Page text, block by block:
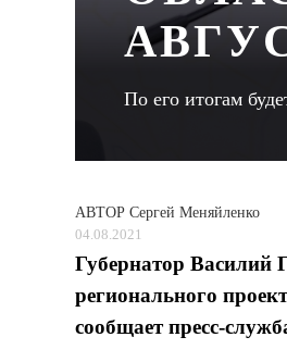
По его итогам
АВТОР Сергей Меняйленко
04.08.2021
Губернатор Василий
регионального
сообщает пресс-